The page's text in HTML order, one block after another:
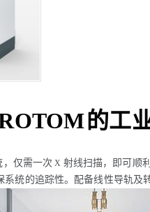
的工
，仅需一次 X 射线扫描，即可顺
统的追踪性。配备线性导轨及